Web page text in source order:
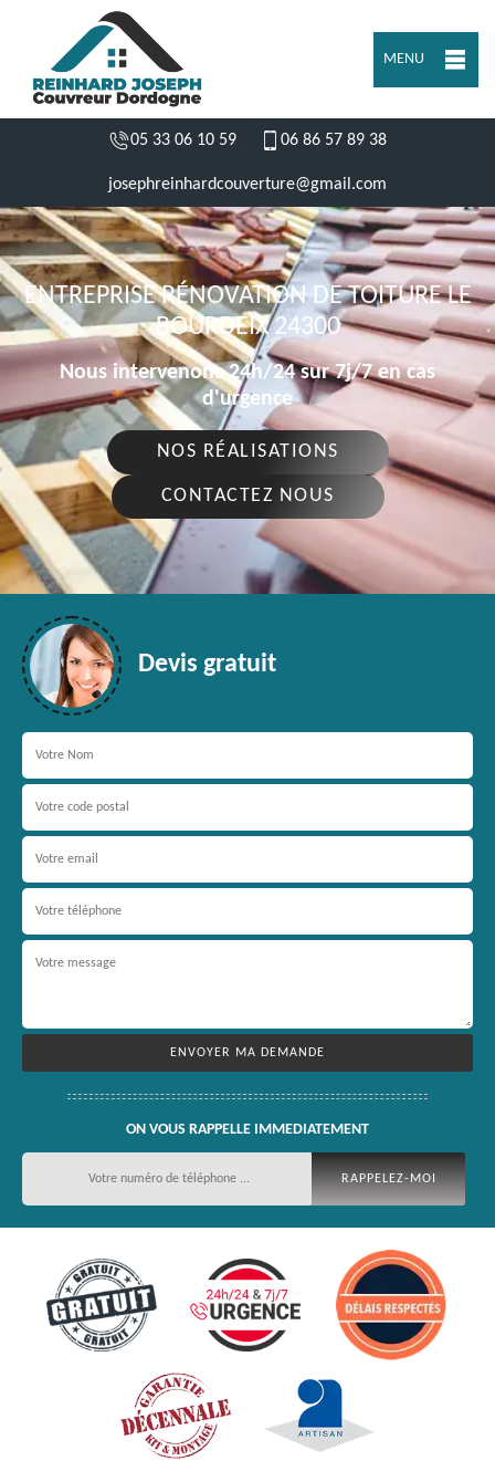
MENU
05 33 06 10 59 06 86 57 89 38
josephreinhardcouverture@gmail.com
ENTREPRISE RÉNOVATION DE TOITURE LE
BOURDEIX 24300
Nous intervenons 24h/24 sur 7j/7 en cas
d'urgence
NOS RÉALISATIONS
CONTACTEZ NOUS
Devis gratuit
ON VOUS RAPPELLE IMMEDIATEMENT